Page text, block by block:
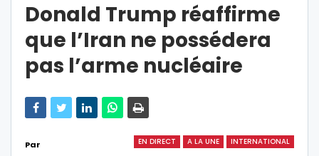
Donald Trump réaffirme
que l’Iran ne possédera
pas l’arme nucléaire
EN DIRECT A LA UNE INTERNATIONAL
Par